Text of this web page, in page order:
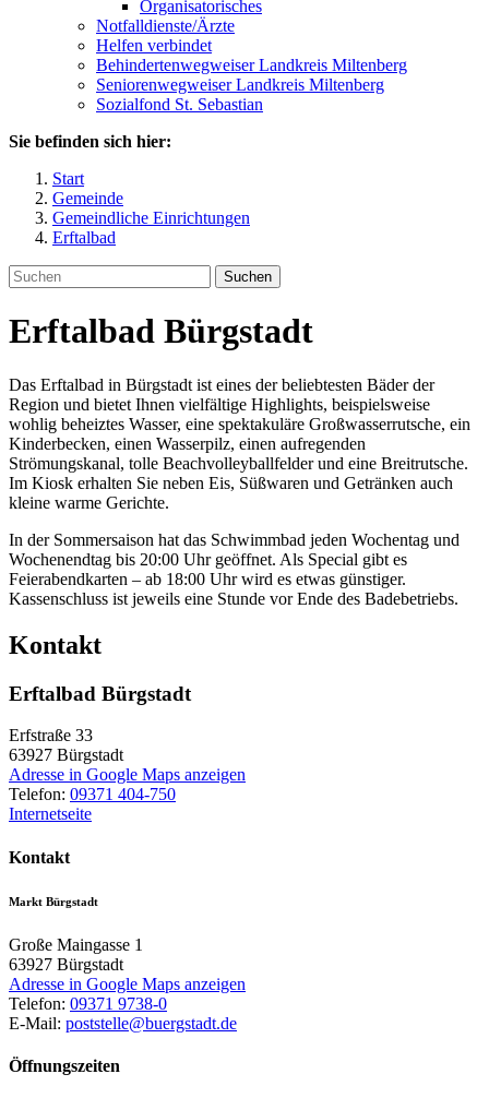
Organisatorisches
Notfalldienste/Ärzte
Helfen verbindet
Behindertenwegweiser Landkreis Miltenberg
Seniorenwegweiser Landkreis Miltenberg
Sozialfond St. Sebastian
Sie befinden sich hier:
Start
Gemeinde
Gemeindliche Einrichtungen
Erftalbad
Suchen
Erftalbad Bürgstadt
Das Erftalbad in Bürgstadt ist eines der beliebtesten Bäder der
Region und bietet Ihnen vielfältige Highlights, beispielsweise
wohlig beheiztes Wasser, eine spektakuläre Großwasserrutsche, ein
Kinderbecken, einen Wasserpilz, einen aufregenden
Strömungskanal, tolle Beachvolleyballfelder und eine Breitrutsche.
Im Kiosk erhalten Sie neben Eis, Süßwaren und Getränken auch
kleine warme Gerichte.
In der Sommersaison hat das Schwimmbad jeden Wochentag und
Wochenendtag bis 20:00 Uhr geöffnet. Als Special gibt es
Feierabendkarten – ab 18:00 Uhr wird es etwas günstiger.
Kassenschluss ist jeweils eine Stunde vor Ende des Badebetriebs.
Kontakt
Erftalbad Bürgstadt
Erfstraße 33
63927 Bürgstadt
Adresse in Google Maps anzeigen
Telefon: 09371 404-750
Internetseite
Kontakt
Markt Bürgstadt
Große Maingasse 1
63927 Bürgstadt
Adresse in Google Maps anzeigen
Telefon: 09371 9738-0
E-Mail: poststelle@buergstadt.de
Öffnungszeiten